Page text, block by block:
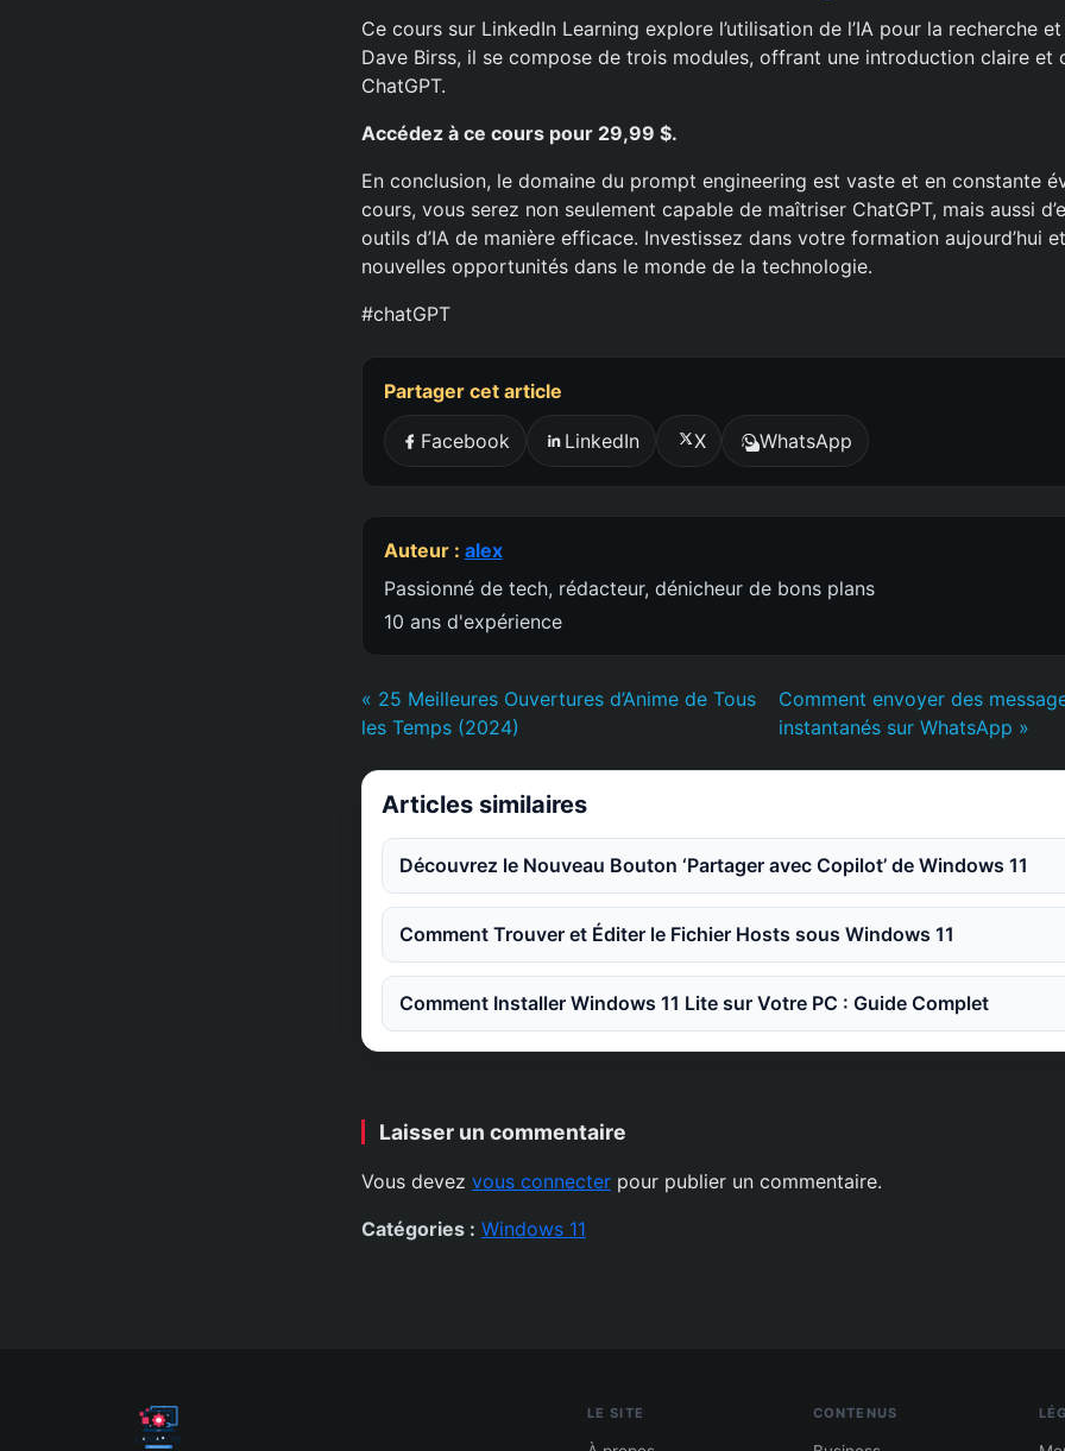
Ce cours sur LinkedIn Learning explore l’utilisation de l’IA pour la recherche
Dave Birss, il se compose de trois modules, offrant une introduction claire et
ChatGPT.
Accédez à ce cours pour 29,99 $.
En conclusion, le domaine du prompt engineering est vaste et en constante
cours, vous serez non seulement capable de maîtriser ChatGPT, mais aussi
outils d’IA de manière efficace. Investissez dans votre formation aujourd’hui
nouvelles opportunités dans le monde de la technologie.
#chatGPT
Partager cet article
Facebook LinkedIn X WhatsApp
Auteur : alex
Passionné de tech, rédacteur, dénicheur de bons plans
10 ans d'expérience
« 25 Meilleures Ouvertures d’Anime de Tous
les Temps (2024)
Comment envoyer des
instantanés sur WhatsApp »
Articles similaires
Découvrez le Nouveau Bouton ‘Partager avec Copilot’ de Windows 11
Comment Trouver et Éditer le Fichier Hosts sous Windows 11
Comment Installer Windows 11 Lite sur Votre PC : Guide Complet
Laisser un commentaire
Vous devez vous connecter pour publier un commentaire.
Catégories : Windows 11
LE SITE CONTENUS